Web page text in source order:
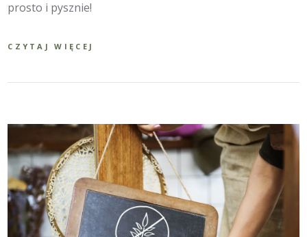
prosto i pysznie!
CZYTAJ WIĘCEJ